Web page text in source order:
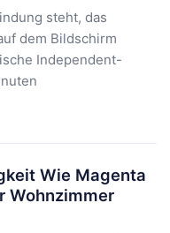
steht, das
dem Bildschirm
Independent-
Wie Magenta
Wohnzimmer